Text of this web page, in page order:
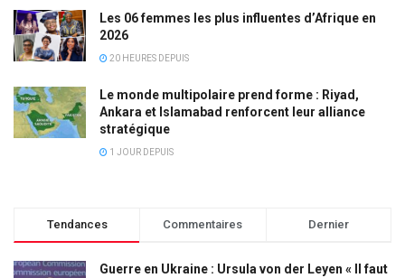
Les 06 femmes les plus influentes d’Afrique en
2026
20 HEURES DEPUIS
Le monde multipolaire prend forme : Riyad,
Ankara et Islamabad renforcent leur alliance
stratégique
1 JOUR DEPUIS
Tendances Commentaires Dernier
Guerre en Ukraine : Ursula von der Leyen « Il faut